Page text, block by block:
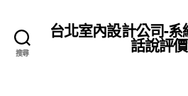
搜尋
台北室內設計公司-
話說評價